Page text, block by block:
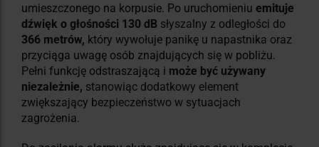
umieszczonego na korpusie. Po uruchomieniu emituje
dźwięk o głośności 130 dB słyszalny z odległości do
366 metrów, który wywołuje panikę u napastnika oraz
przyciąga uwagę osób znajdujących się w pobliżu.
Pełni funkcję odstraszającą i może być używany
niezależnie, stanowiąc dodatkowy element
zwiększający bezpieczeństwo w sytuacjach
zagrożenia.